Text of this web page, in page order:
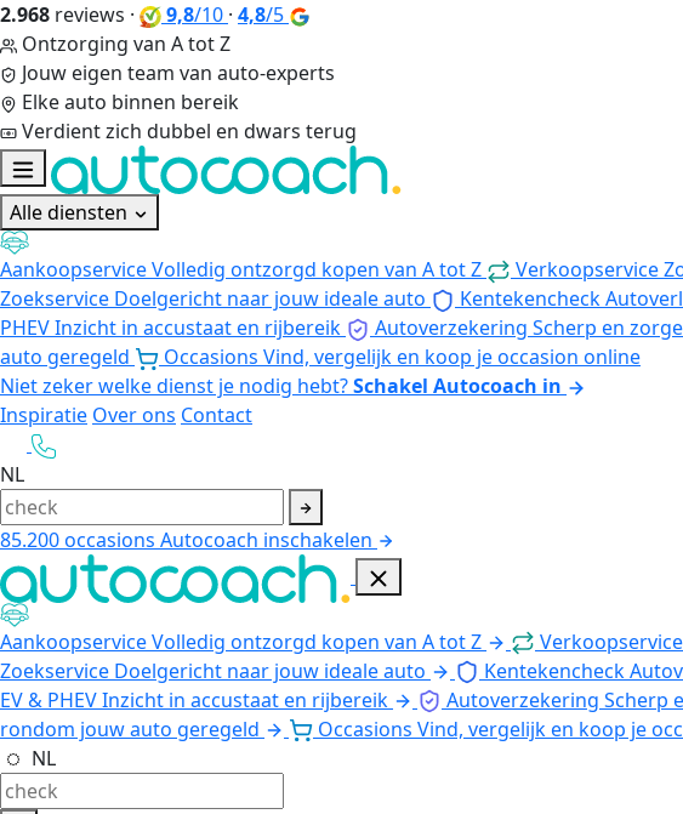
2.968 reviews · 9,8/10 · 4,8/5
Ontzorging van A tot Z
Jouw eigen team van auto-experts
Elke auto binnen bereik
Verdient zich dubbel en dwars terug
Alle diensten
AankoopserviceVolledig ontzorgd kopen van A tot Z Verkoopservice
Zoekservice Doelgericht naar jouw ideale auto Kentekencheck
PHEVInzicht in accustaat en rijbereik Autoverzekering Scherp en
auto geregeld
Occasions Vind, vergelijk en koop je occasion online
Niet zeker welke dienst je nodig hebt?Schakel Autocoach in
Inspiratie Over ons Contact
NL
85.200occasions Autocoach inschakelen
AankoopserviceVolledig ontzorgd kopen van A tot Z Verkoopservice
Zoekservice Doelgericht naar jouw ideale auto Kentekencheck
EV & PHEVInzicht in accustaat en rijbereik Autoverzekering Scherp
rondom jouw auto geregeld
Occasions Vind, vergelijk en koop je
NL